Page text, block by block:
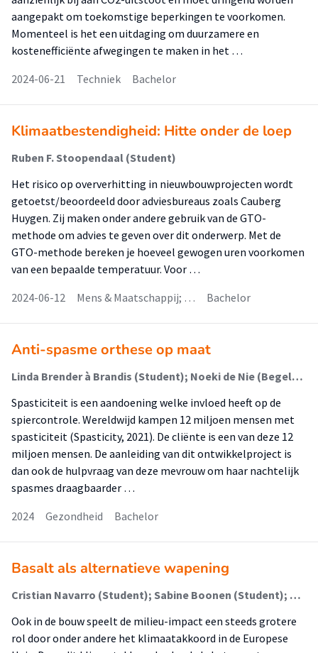
aangepakt om toekomstige beperkingen te voorkomen.
Momenteel is het een uitdaging om duurzamere en
kostenefficiënte afwegingen te maken in het …
2024-06-21
Techniek Bachelor
Klimaatbestendigheid: Hitte onder de loep
Ruben F. Stoopendaal (Student)
Het risico op oververhitting in nieuwbouwprojecten wordt
getoetst/beoordeeld door adviesbureaus zoals Cauberg
Huygen. Zij maken onder andere gebruik van de GTO-
methode om advies te geven over dit onderwerp. Met de
GTO-methode bereken je hoeveel gewogen uren voorkomen
van een bepaalde temperatuur. Voor …
2024-06-12
Mens & Maatschappij; … Bachelor
Anti-spasme orthese op maat
Linda Brender à Brandis (Student); Noeki de Nie (Begeleider)
Spasticiteit is een aandoening welke invloed heeft op de
spiercontrole. Wereldwijd kampen 12 miljoen mensen met
spasticiteit (Spasticity, 2021). De cliënte is een van deze 12
miljoen mensen. De aanleiding van dit ontwikkelproject is
dan ook de hulpvraag van deze mevrouw om haar nachtelijk
spasmes draagbaarder …
2024
Gezondheid Bachelor
Basalt als alternatieve wapening
Cristian Navarro (Student); Sabine Boonen (Student); Ellen Rutgers (Begeleider)
Ook in de bouw speelt de milieu-impact een steeds grotere
rol door onder andere het klimaatakkoord in de Europese